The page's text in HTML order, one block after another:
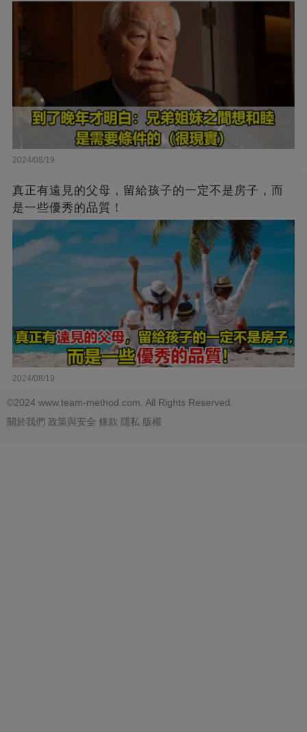
2024/08/19
真正有遠見的父母，留給孩子的一定不是房子，而
是一些優秀的品質！
2024/08/19
©2024 www.team-method.com. All Rights Reserved.
關於我們 政策與安全 條款 隱私 版權